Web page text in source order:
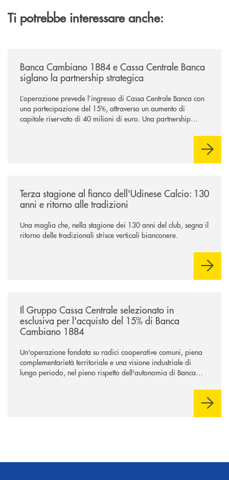
Ti potrebbe interessare anche:
Banca Cambiano 1884 e Cassa Centrale Banca
siglano la partnership strategica
L’operazione prevede l’ingresso di Cassa Centrale Banca con
una partecipazione del 15%, attraverso un aumento di
capitale riservato di 40 milioni di euro. Una partnership
comuni e sulla prossimità ai territori, per ampliare l’offerta e
Terza stagione al fianco dell'Udinese Calcio: 130
anni e ritorno alle tradizioni
Una maglia che, nella stagione dei 130 anni del club, segna il
ritorno delle tradizionali strisce verticali bianconere.
Il Gruppo Cassa Centrale selezionato in
esclusiva per l'acquisto del 15% di Banca
Cambiano 1884
Un'operazione fondata su radici cooperative comuni, piena
complementarietà territoriale e una visione industriale di
lungo periodo, nel pieno rispetto dell'autonomia di Banca
negoziazione esclusiva per la finalizzazione dell’operazione.